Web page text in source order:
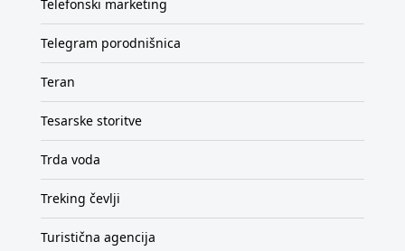
Telefonski marketing
Telegram porodnišnica
Teran
Tesarske storitve
Trda voda
Treking čevlji
Turistična agencija